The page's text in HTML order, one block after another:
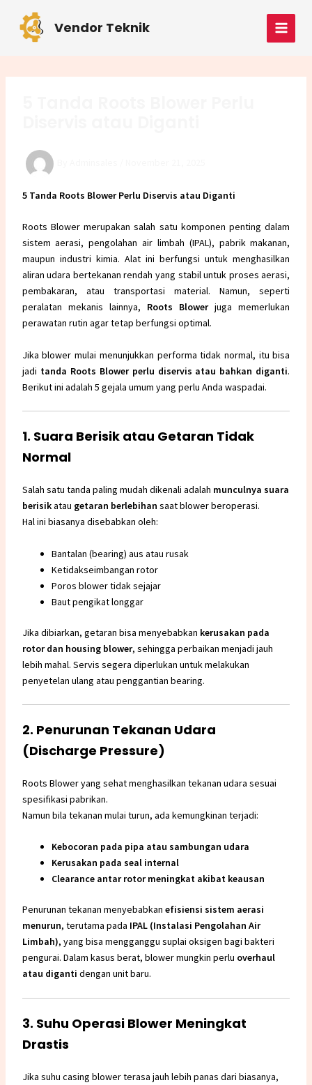
content
Vendor Teknik
MAIN
5 Tanda Roots Blower Perlu Diservis atau Diganti
Roots Blower merupakan salah satu komponen penting dalam
sistem aerasi, pengolahan air limbah (IPAL), pabrik makanan,
maupun industri kimia. Alat ini berfungsi untuk menghasilkan
aliran udara bertekanan rendah yang stabil untuk proses aerasi,
pembakaran, atau transportasi material. Namun, seperti
peralatan mekanis lainnya, Roots Blowerjuga memerlukan
perawatan rutin agar tetap berfungsi optimal.
Jika blower mulai menunjukkan performa tidak normal, itu bisa
jadi tanda Roots Blower perlu diservis atau bahkan diganti.
Berikut ini adalah 5 gejala umum yang perlu Anda waspadai.
1. Suara Berisik atau Getaran Tidak
Normal
Salah satu tanda paling mudah dikenali adalah munculnya suara
berisikatau getaran berlebihan saat blower beroperasi.
Hal ini biasanya disebabkan oleh:
Bantalan (bearing) aus atau rusak
Ketidakseimbangan rotor
Poros blower tidak sejajar
Baut pengikat longgar
Jika dibiarkan, getaran bisa menyebabkan kerusakan pada
rotor dan housing blower, sehingga perbaikan menjadi jauh
lebih mahal. Servis segera diperlukan untuk melakukan
penyetelan ulang atau penggantian bearing.
2. Penurunan Tekanan Udara
(Discharge Pressure)
Roots Blower yang sehat menghasilkan tekanan udara sesuai
spesifikasi pabrikan.
Namun bila tekanan mulai turun, ada kemungkinan terjadi:
Kebocoran pada pipa atau sambungan udara
Kerusakan pada seal internal
Clearance antar rotor meningkat akibat keausan
Penurunan tekanan menyebabkan efisiensi sistem aerasi
menurun, terutama pada IPAL(Instalasi Pengolahan Air
Limbah), yang bisa mengganggu suplai oksigen bagi bakteri
pengurai. Dalam kasus berat, blower mungkin perlu overhaul
atau diganti dengan unit baru.
3. Suhu Operasi Blower Meningkat
Drastis
Jika suhu casing blower terasa jauh lebih panas dari biasanya,
navigation